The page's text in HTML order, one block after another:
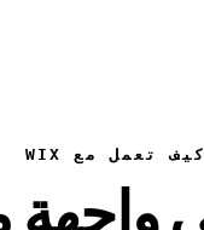
كيف تعمل مع WIX